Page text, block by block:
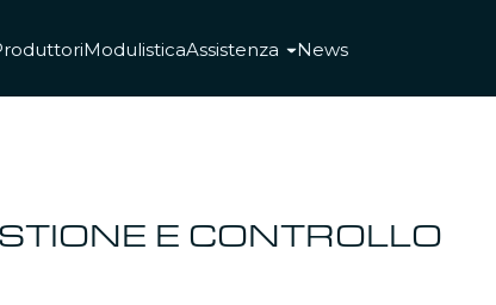
ModulisticaAssistenza News
E CONTROLLO